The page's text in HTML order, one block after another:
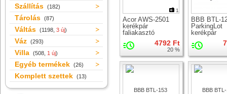
Szállítás (182)
Tárolás (87)
Váltás (1198, 3 új)
Váz (293)
Villa (508, 1 új)
Egyéb termékek (26)
Komplett szettek (13)
1
Acor AWS-2501
kerékpár
faliakasztó
4792 Ft
20 %
BBB BTL-
ParkingLot
kerékpár